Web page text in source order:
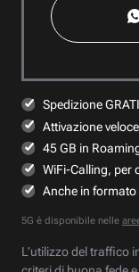
Spedizione
Attivazione
45 GB in
WiFi-Calling, per
Anche in formato
5G è disponibile nelle
L’utilizzo del traffico